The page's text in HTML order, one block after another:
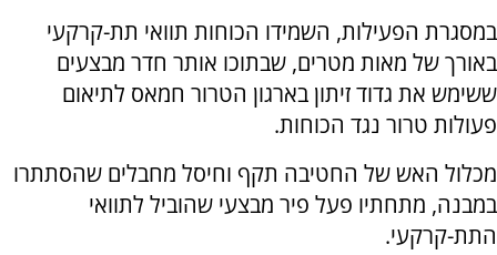
במסגרת הפעילות, השמידו הכוחות תוואי תת-קרקעי
באורך של מאות מטרים, שבתוכו אותר חדר מבצעים
ששימש את גדוד זיתון בארגון הטרור חמאס לתיאום
פעולות טרור נגד הכוחות.
מכלול האש של החטיבה תקף וחיסל מחבלים שהסתתרו
במבנה, מתחתיו פעל פיר מבצעי שהוביל לתוואי
התת-קרקעי.